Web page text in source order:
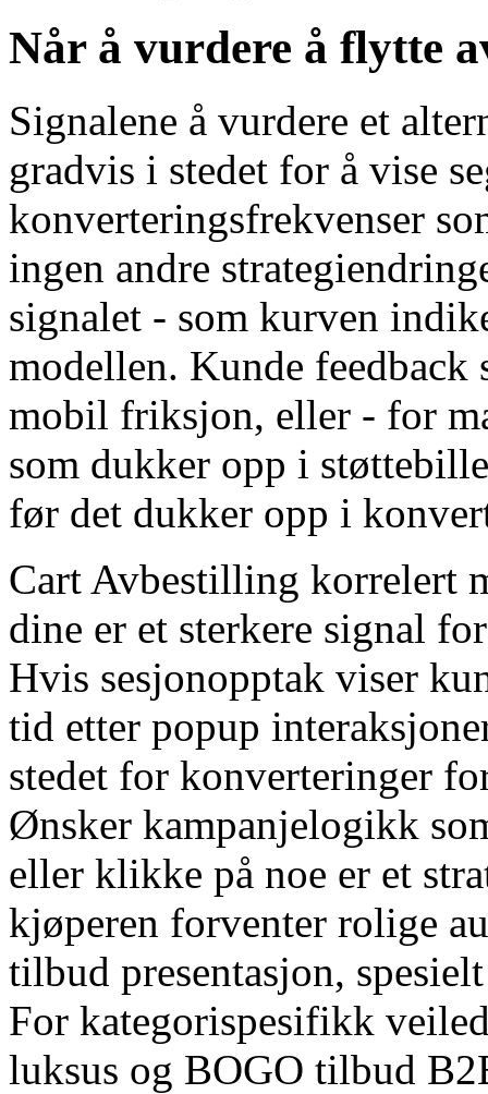
Når å vurdere å flytte
Signalene å vurdere et
gradvis i stedet for å vise
konverteringsfrekvenser
ingen andre
signalet - som kurven
modellen. Kunde feedback
mobil friksjon, eller - for
som dukker opp i
før det dukker opp i
Cart Avbestilling korrelert
dine er et sterkere signal
Hvis sesjonopptak viser
tid etter popup
stedet for konverteringer
Ønsker kampanjelogikk
eller klikke på noe er et
kjøperen forventer rolige
tilbud presentasjon,
For kategorispesifikk
luksus og BOGO tilbud